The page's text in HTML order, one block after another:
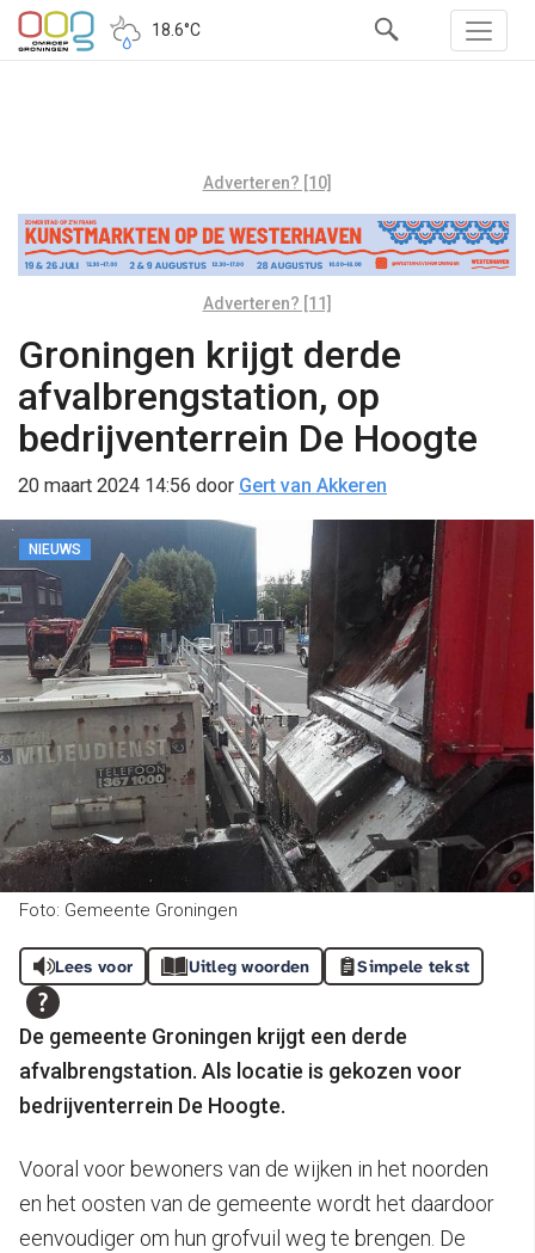
18.6°C
Adverteren? [10]
Adverteren? [11]
Groningen krijgt derde
afvalbrengstation, op
bedrijventerrein De Hoogte
20 maart 2024 14:56 door Gert van Akkeren
NIEUWS
Foto: Gemeente Groningen
Lees voor Uitleg woorden Simpele tekst
De gemeente Groningen krijgt een derde
afvalbrengstation. Als locatie is gekozen voor
bedrijventerrein De Hoogte.
Vooral voor bewoners van de wijken in het noorden
en het oosten van de gemeente wordt het daardoor
eenvoudiger om hun grofvuil weg te brengen. De